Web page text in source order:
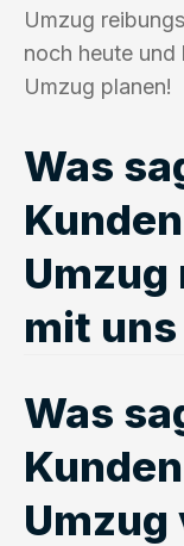
Umzug
noch heute und
Umzug planen!
Was
Umzug
mit uns
Was
Umzug